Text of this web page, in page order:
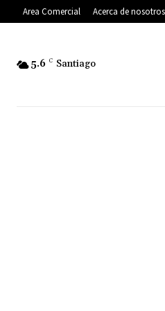
Area Comercial Acerca de nosotros
5.6 C Santiago